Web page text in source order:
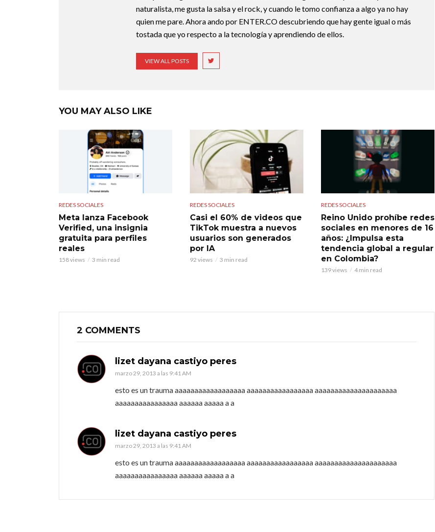
naturalista, me gusta la salsa y el rock, y cuando le tomo confianza a algo ya no hay
quien me pare. Ahora ando por ENTER.CO descubriendo que hay gente igual o más
tostada que yo respecto a la tecnología y aprendiendo de ellos.
VIEW ALL POSTS
YOU MAY ALSO LIKE
REDES SOCIALES
Meta lanza Facebook
Verified, una insignia
gratuita para perfiles
reales
158 views 3 min read
REDES SOCIALES
Casi el 60% de videos que
TikTok muestra a nuevos
usuarios son generados
por IA
92 views 3 min read
REDES SOCIALES
Reino Unido prohíbe redes
sociales en menores de 16
años: ¿Impulsa esta
tendencia global a regular
en Colombia?
139 views 4 min read
2 COMMENTS
lizet dayana castiyo peres
marzo 29, 2013 a las 9:41 AM
esto es un trauma aaaaaaaaaaaaaaaaaa aaaaaaaaaaaaaaaaa aaaaaaaaaaaaaaaaaaaaa
aaaaaaaaaaaaaaaa aaaaaa aaaaa a a
lizet dayana castiyo peres
marzo 29, 2013 a las 9:41 AM
esto es un trauma aaaaaaaaaaaaaaaaaa aaaaaaaaaaaaaaaaa aaaaaaaaaaaaaaaaaaaaa
aaaaaaaaaaaaaaaa aaaaaa aaaaa a a